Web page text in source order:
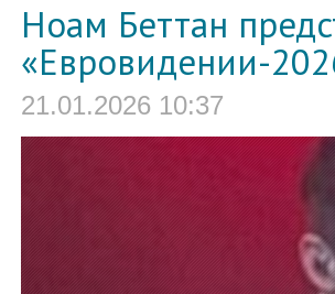
Ноам Беттан
«Евровидении-
21.01.2026 10:37